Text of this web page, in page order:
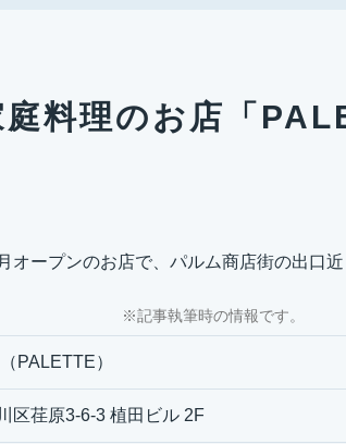
料理のお店「
オープンのお店で、パルム商店街の出口近
※記事執筆時の情報です。
PALETTE）
区荏原3-6-3 植田ビル 2F